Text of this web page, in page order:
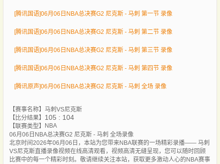
[腾讯国语]06月06日NBA总决赛G2 尼克斯 - 马刺 第一节 录像
[腾讯国语]06月06日NBA总决赛G2 尼克斯 - 马刺 第二节 录像
[腾讯国语]06月06日NBA总决赛G2 尼克斯 - 马刺 第三节 录像
[腾讯国语]06月06日NBA总决赛G2 尼克斯 - 马刺 第四节 录像
[腾讯原声]06月06日NBA总决赛G2 尼克斯 - 马刺 全场 录像
【赛事名称】 马刺VS尼克斯
【比分结果】 105 : 104
【联赛类型】 NBA
06月06日NBA总决赛G2 尼克斯 - 马刺 全场录像
北京时间2026年06月06日，本站为您带来NBA联赛的一场精彩录播—— 马刺
VS尼克斯直播录像视频在线高清观看，视频高清无缝呈现，您可以随时回顾
比赛中的每一个精彩时刻。敬请继续关注本站，获取更多激动人心的NBA赛事